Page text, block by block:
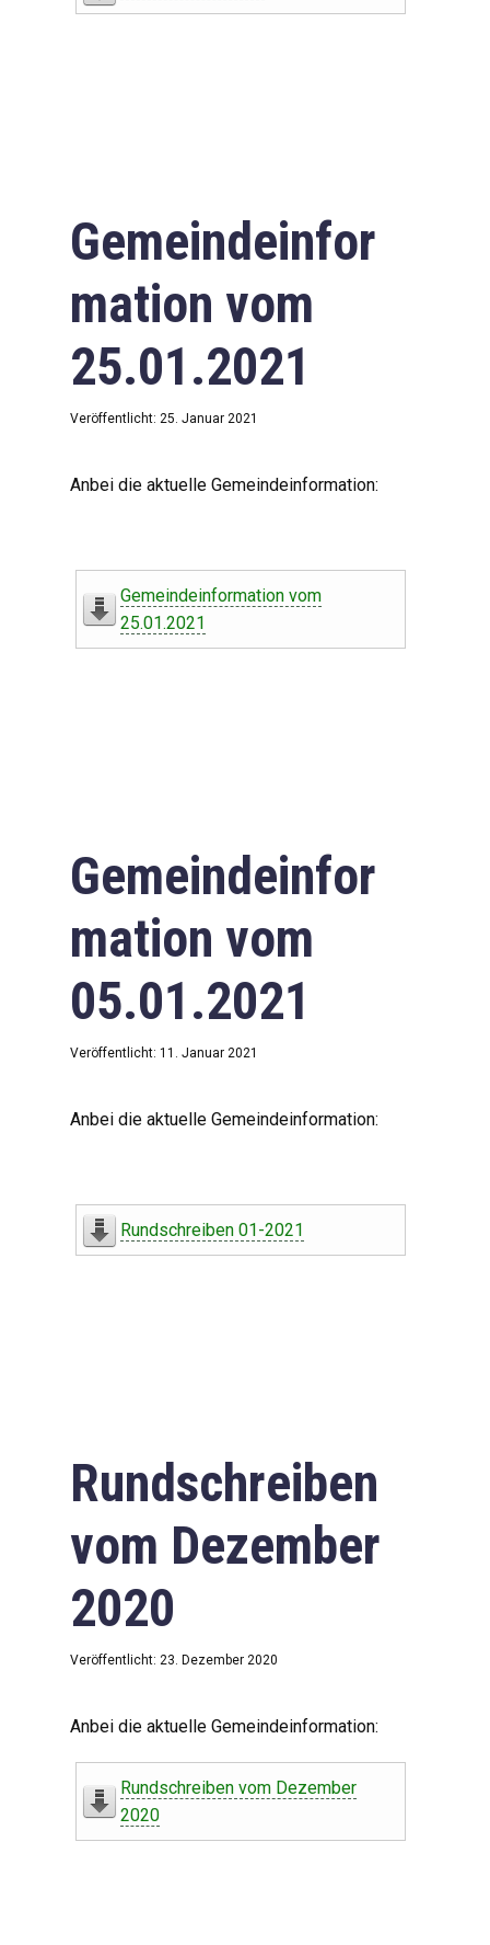
Gemeindeinfor
mation vom
25.01.2021
Veröffentlicht: 25. Januar 2021
Anbei die aktuelle Gemeindeinformation:
Gemeindeinformation vom
25.01.2021
Gemeindeinfor
mation vom
05.01.2021
Veröffentlicht: 11. Januar 2021
Anbei die aktuelle Gemeindeinformation:
Rundschreiben 01-2021
Rundschreiben
vom Dezember
2020
Veröffentlicht: 23. Dezember 2020
Anbei die aktuelle Gemeindeinformation:
Rundschreiben vom Dezember
2020